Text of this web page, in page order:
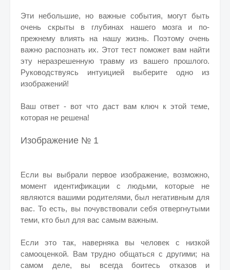
Эти небольшие, но важные события, могут быть
очень скрыты в глубинах нашего мозга и по-
прежнему влиять на нашу жизнь. Поэтому очень
важно распознать их. Этот тест поможет вам найти
эту неразрешенную травму из вашего прошлого.
Руководствуясь интуицией выберите одно из
изображений!
Ваш ответ - вот что даст вам ключ к этой теме,
которая не решена!
Изображение № 1
Если вы выбрали первое изображение, возможно,
момент идентификации с людьми, которые не
являются вашими родителями, был негативным для
вас. То есть, вы почувствовали себя отвергнутыми
теми, кто был для вас самым важным.
Если это так, наверняка вы человек с низкой
самооценкой. Вам трудно общаться с другими; на
самом деле, вы всегда боитесь отказов и